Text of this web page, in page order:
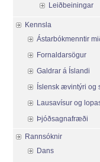
Leiðbeiningar
Kennsla
Ástarbókmenntir
Fornaldarsögur
Galdrar á Íslandi
Íslensk ævintýri og
Lausavísur og
Þjóðsagnafræði
Rannsóknir
Dans